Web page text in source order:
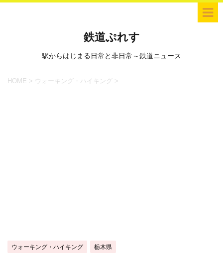
鉄道ぷれす
駅からはじまる日常と非日常～鉄道ニュース
HOME > ウォーキング・ハイキング >
ウォーキング・ハイキング 栃木県